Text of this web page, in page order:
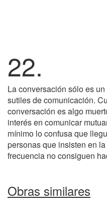
22.
La conversación sólo es
sutiles de comunicación.
conversación es algo
interés en comunicar
mínimo lo confusa que
personas que insisten en
frecuencia no consiguen
Obras similares